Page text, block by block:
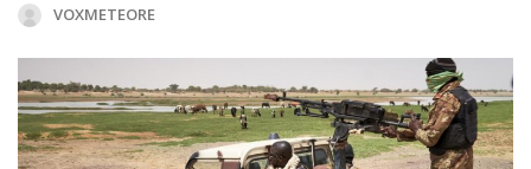
VOXMETEORE